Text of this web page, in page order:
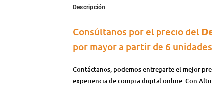
Descripción
Consúltanos por el precio del
por mayor a partir de 6
Contáctanos, podemos entregarte el mejor
experiencia de compra digital online. Con